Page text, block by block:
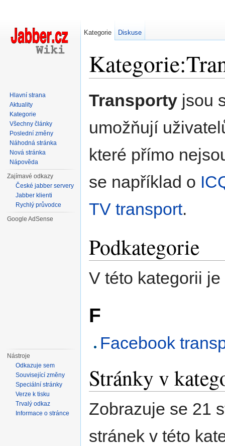
Transporty jsou
umožňují
které přímo
se například o
TV transport.
Podkategorie
V této kategorii
F
Facebook
Stránky v
Zobrazuje se 21
stránek v této
Kategorie Diskuse
Hlavní strana
Aktuality
Kategorie
Všechny články
Poslední změny
Náhodná stránka
Nová stránka
Nápověda
Zajímavé odkazy
České jabber servery
Jabber klienti
Rychlý průvodce
Google AdSense
Nástroje
Odkazuje sem
Související změny
Speciální stránky
Verze k tisku
Trvalý odkaz
Informace o stránce